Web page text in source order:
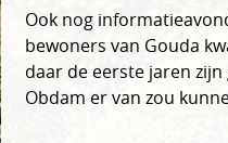
Ook nog
bewoners van Gouda
daar de eerste jaren zijn
Obdam er van zou